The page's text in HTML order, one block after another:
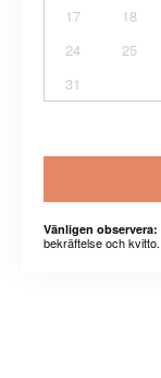
17
18
24
25
31
Vänligen observera:
bekräftelse och kvitto.